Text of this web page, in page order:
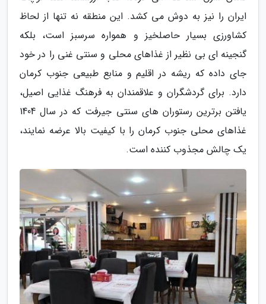
ایران را نیز به دوش می کشد. این منطقه نه تنها از لحاظ
کشاورزی بسیار حاصلخیز و همواره سرسبز است، بلکه
گنجینه ای بی نظیر از غذاهای محلی و سنتی غنی را در خود
جای داده که ریشه در اقلیم و منابع طبیعی جنوب کرمان
دارد. برای گردشگران و علاقمندان به فرهنگ غذایی اصیل،
یافتن برترین رستوران های سنتی جیرفت که در سال 1404
غذاهای محلی جنوب کرمان را با کیفیت بالا عرضه نمایند،
یک چالش مجذوب کننده است.